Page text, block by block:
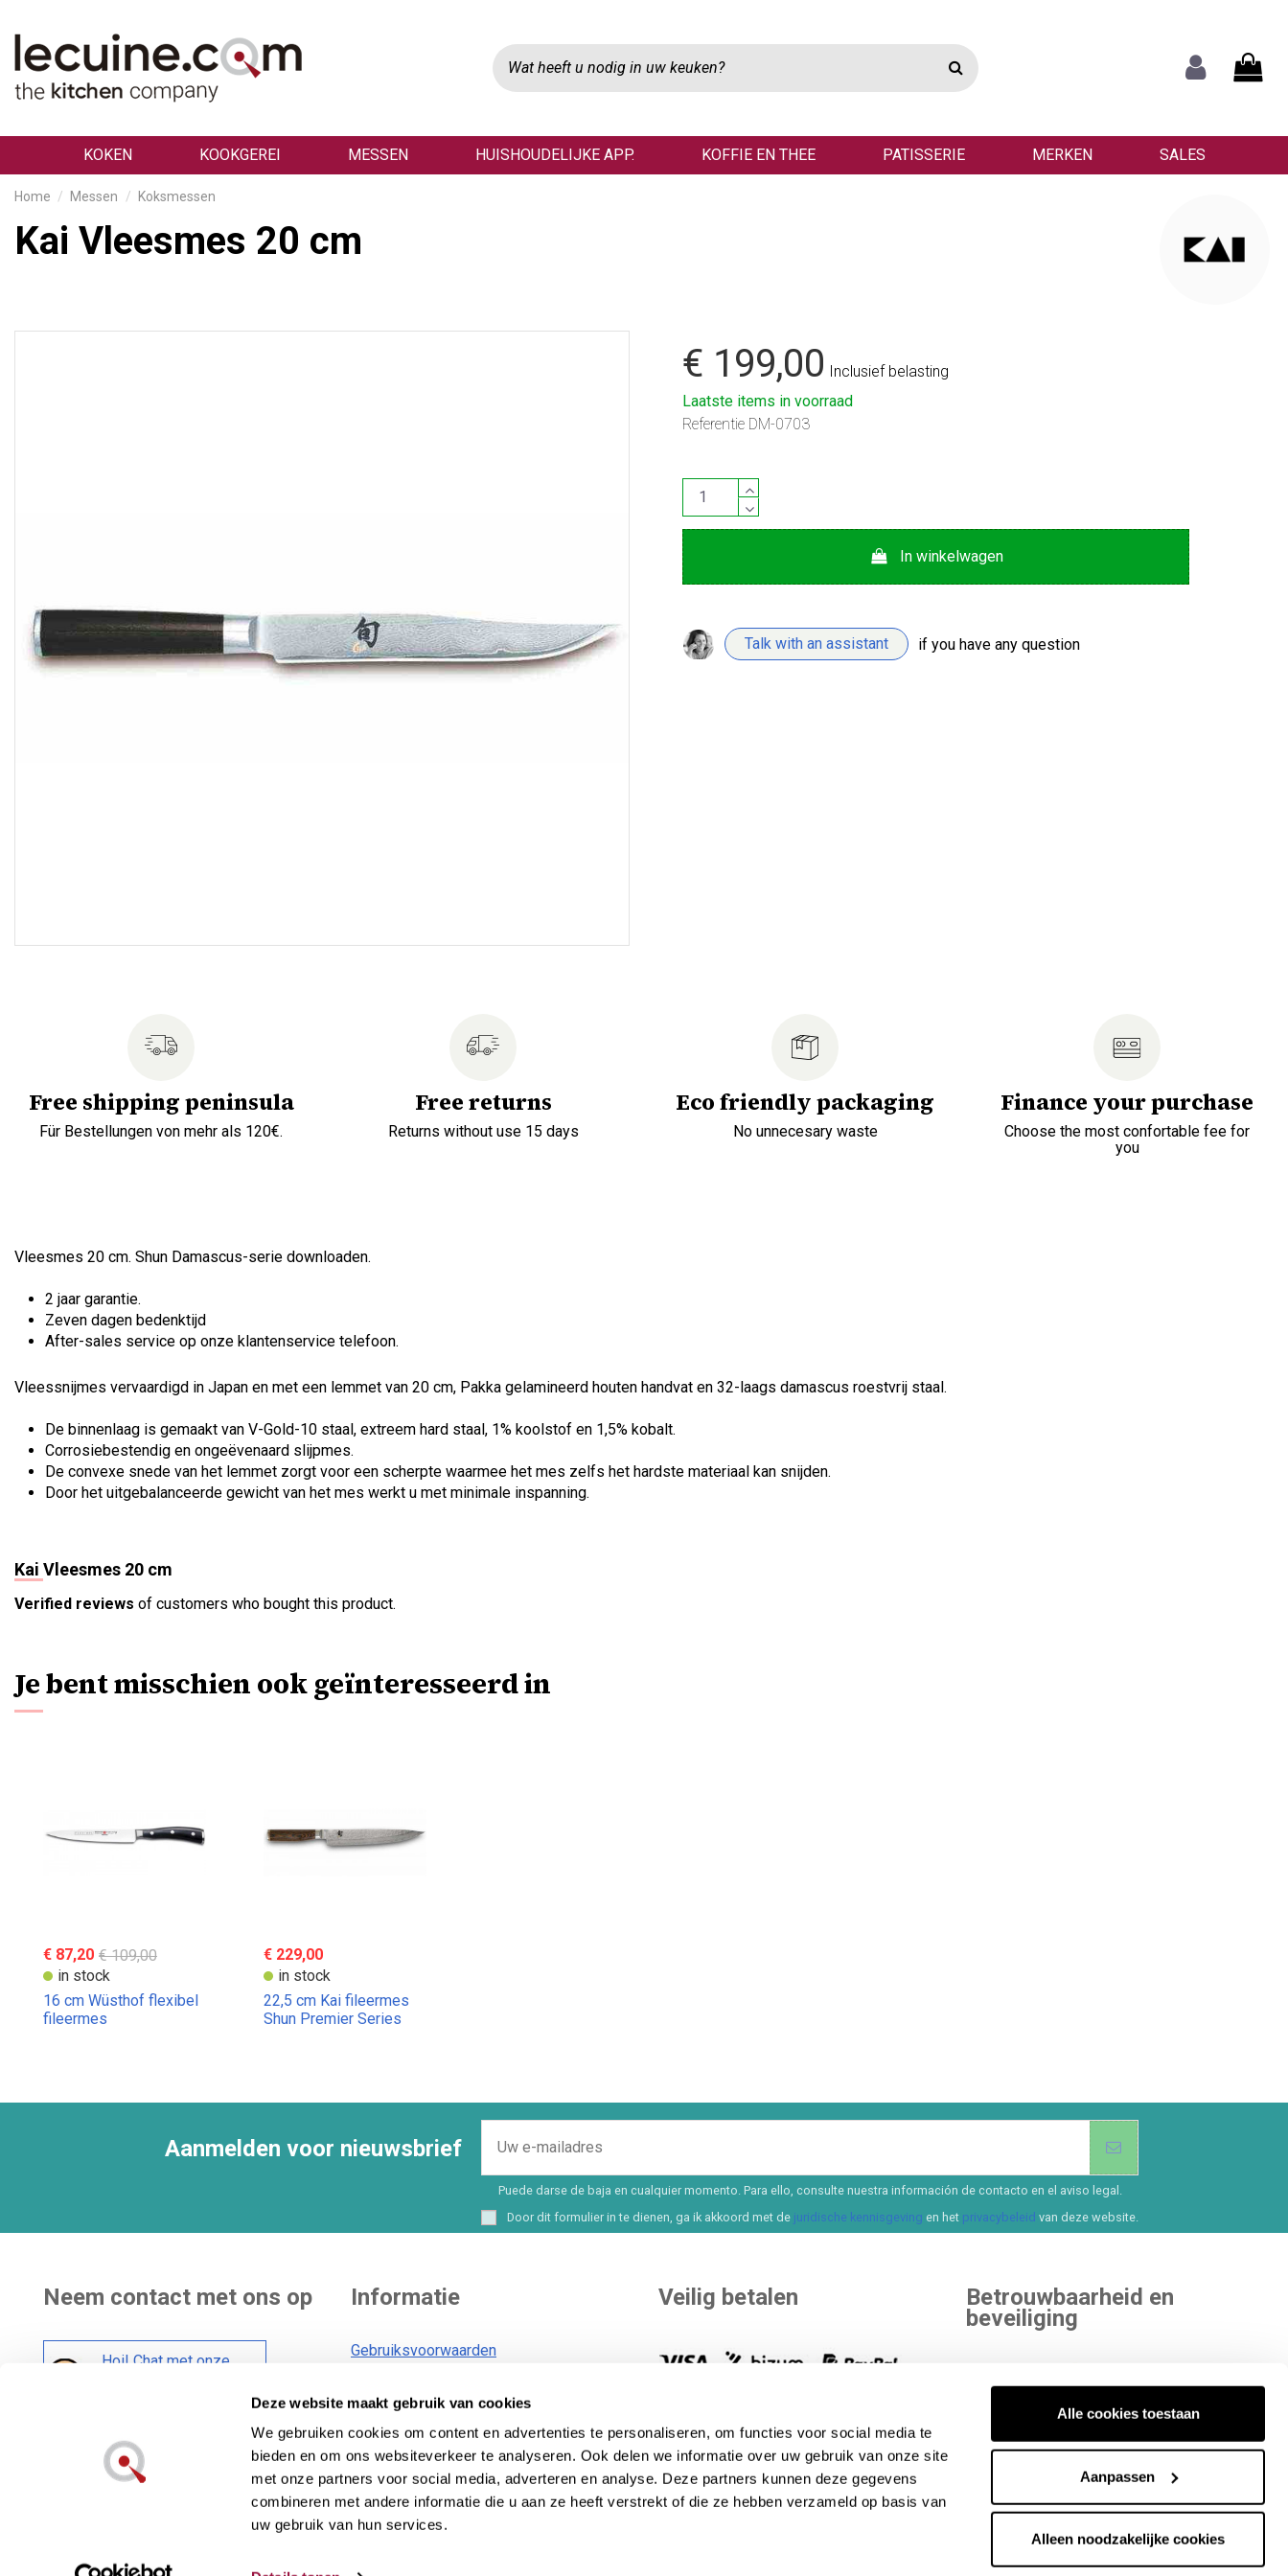
Deze website maakt gebruik van cookies
We gebruiken cookies om content en advertenties te personaliseren, om functies voor social media te
bieden en om ons websiteverkeer te analyseren. Ook delen we informatie over uw gebruik van onze site
met onze partners voor social media, adverteren en analyse. Deze partners kunnen deze gegevens
combineren met andere informatie die u aan ze heeft verstrekt of die ze hebben verzameld op basis van
uw gebruik van hun services.
Alle cookies toestaan
Aanpassen
Alleen noodzakelijke cookies
KOKEN KOOKGEREI MESSEN HUISHOUDELIJKE APP. KOFFIE EN THEE PATISSERIE MERKEN SALES
Home Messen Koksmessen
Kai Vleesmes 20 cm
€ 199,00 Inclusief belasting
Laatste items in voorraad
Referentie DM-0703
In winkelwagen
Talk with an assistant if you have any question
Free shipping peninsula
Für Bestellungen von mehr als 120€.
Free returns
Returns without use 15 days
Eco friendly packaging
No unnecesary waste
Finance your purchase
Choose the most confortable fee for
you
Vleesmes 20 cm. Shun Damascus-serie downloaden.
2 jaar garantie.
Zeven dagen bedenktijd
After-sales service op onze klantenservice telefoon.
Vleessnijmes vervaardigd in Japan en met een lemmet van 20 cm, Pakka gelamineerd houten handvat en 32-laags damascus roestvrij staal.
De binnenlaag is gemaakt van V-Gold-10 staal, extreem hard staal, 1% koolstof en 1,5% kobalt.
Corrosiebestendig en ongeëvenaard slijpmes.
De convexe snede van het lemmet zorgt voor een scherpte waarmee het mes zelfs het hardste materiaal kan snijden.
Door het uitgebalanceerde gewicht van het mes werkt u met minimale inspanning.
Kai Vleesmes 20 cm
Verified reviews of customers who bought this product.
Je bent misschien ook geïnteresseerd in
€ 87,20 € 109,00
in stock
16 cm Wüsthof flexibel
fileermes
€ 229,00
in stock
22,5 cm Kai fileermes
Shun Premier Series
Aanmelden voor nieuwsbrief
Puede darse de baja en cualquier momento. Para ello, consulte nuestra información de contacto en el aviso legal.
Door dit formulier in te dienen, ga ik akkoord met de juridische kennisgeving en het privacybeleid van deze website.
Neem contact met ons op
Hoi! Chat met onze
Social media :
Informatie
Gebruiksvoorwaarden
Algemene voorwaarden
Cookiebeleid
Privacybeleid
Veilig betalen
Meer dan 8 opties en
financieringsmogelijkheden..Bekijk alle
betaalmethoden.
Betrouwbaarheid en
beveiliging
Binnen aan onafhankelijke entiteiten die
onze kwaliteit beoordelen.